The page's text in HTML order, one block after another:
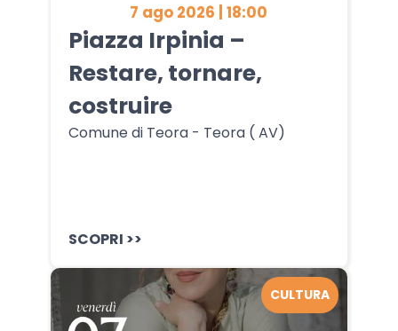
7 ago 2026 | 18:00
Piazza Irpinia –
Restare, tornare,
costruire
Comune di Teora - Teora ( AV)
SCOPRI >>
CULTURA